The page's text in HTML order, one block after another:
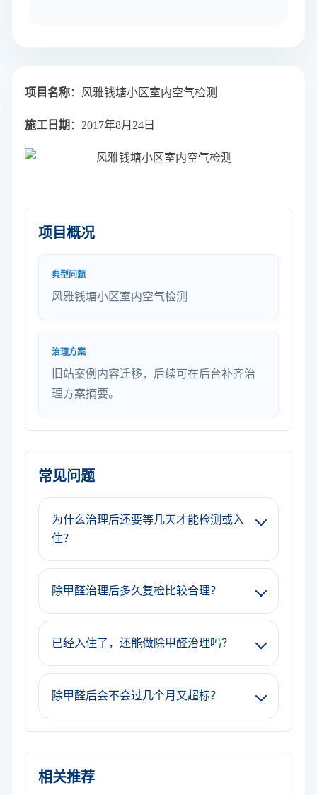
项目名称：风雅钱塘小区室内空气检测
施工日期 ：2017年8月24日
项目概况
典型问题
风雅钱塘小区室内空气检测
治理方案
旧站案例内容迁移，后续可在后台补齐治
理方案摘要。
常见问题
为什么治理后还要等几天才能检测或入
住？
除甲醛治理后多久复检比较合理？
已经入住了，还能做除甲醛治理吗？
除甲醛后会不会过几个月又超标？
相关推荐